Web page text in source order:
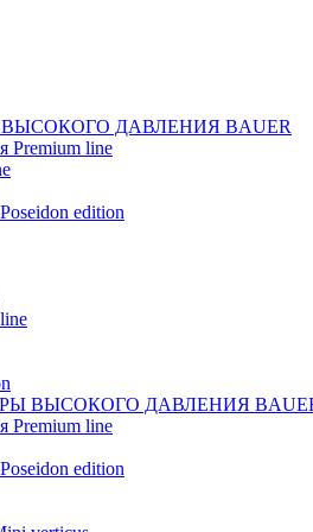
ДАВЛЕНИЯ BAUER
Premium line
edition
ВЫСОКОГО ДАВЛЕНИЯ
Premium line
edition